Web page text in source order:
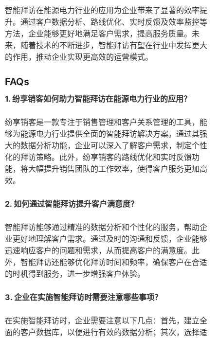
智能拜访在能源电力行业的应用为企业带来了显著的效率提
升。通过客户数据分析、路线优化、实时反馈及效率监控等
方法，企业能够更好地满足客户需求，提高服务质量。未
来，随着技术的不断进步，智能拜访有望在行业中发挥更大
的作用，推动企业实现更高效的运营模式。
FAQs
1. 纷享销客如何助力智能拜访在能源电力行业的应用？
纷享销客是一款专注于销售管理和客户关系管理的工具，能
够为能源电力行业提供全面的智能拜访解决方案。通过其强
大的数据分析功能，企业可以深入了解客户需求，制定个性
化的拜访策略。此外，纷享销客的路线优化和实时反馈功
能，将大幅提升销售团队的工作效率，使得客户服务更加高
效。
2. 如何通过智能拜访提升客户满意度？
智能拜访能够通过精准的数据分析和个性化的服务，帮助企
业更好地理解客户需求。通过及时的沟通和反馈，企业能够
迅速响应客户的问题和需求，从而提高客户的满意度。此
外，智能拜访还能够优化拜访时间和频率，确保客户在合适
的时机得到服务，进一步增强客户体验。
3. 企业在实施智能拜访时需要注意哪些事项？
在实施智能拜访时，企业需要注意以下几点：首先，建立全
面的客户数据库，以便进行有效的数据分析；其次，选择适